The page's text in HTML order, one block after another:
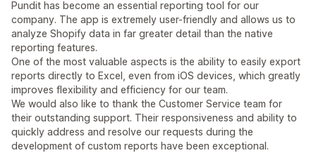
Pundit has become an essential reporting tool for our
company. The app is extremely user-friendly and allows us to
analyze Shopify data in far greater detail than the native
reporting features.
One of the most valuable aspects is the ability to easily export
reports directly to Excel, even from iOS devices, which greatly
improves flexibility and efficiency for our team.
We would also like to thank the Customer Service team for
their outstanding support. Their responsiveness and ability to
quickly address and resolve our requests during the
development of custom reports have been exceptional.